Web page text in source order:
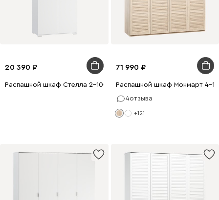
20 390
Распашной шкаф Стелла 2-100x220 Белый
71 990
Распашной шкаф Монмарт 4-
4отзыва
+121